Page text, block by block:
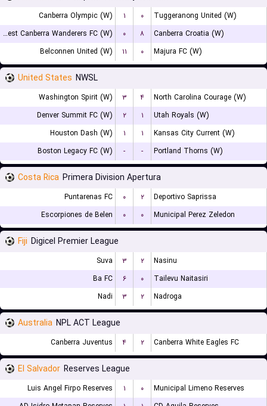
Canberra Olympic (W) ۱ ۰
Tuggeranong United (W)
West Canberra Wanderers FC (W)
۰ ۸
Canberra Croatia (W)
Belconnen United (W)
۱۱ ۰ Majura FC (W)
United States NWSL
Washington Spirit (W) ۳ ۴
North Carolina Courage (W)
Denver Summit FC (W)
۲ ۱
Utah Royals (W)
Houston Dash (W)
۱ ۱
Kansas City Current (W)
Boston Legacy FC (W)
- - Portland Thorns (W)
Costa Rica Primera Division Apertura
Puntarenas FC ۰ ۲
Deportivo Saprissa
Escorpiones de Belen
۰ ۰ Municipal Perez Zeledon
Fiji Digicel Premier League
Suva ۳ ۲
Nasinu
Ba FC
۶ ۰
Tailevu Naitasiri
Nadi
۳ ۲ Nadroga
Australia NPL ACT League
Canberra Juventus ۴ ۲ Canberra White Eagles FC
El Salvador Reserves League
Luis Angel Firpo Reserves ۱ ۰
Municipal Limeno Reserves